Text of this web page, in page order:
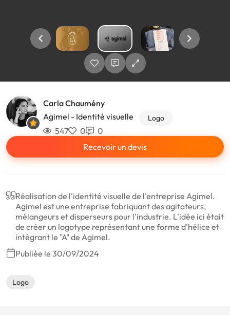
Carla Chaumény
Agimel - Identité visuelle
Logo
547 0
0
Recevoir un devis
Réalisation de l'identité visuelle de l'entreprise Agimel.
Agimel est une entreprise fabriquant des agitateurs,
mélangeurs et disperseurs pour l'industrie. L'idée ici était
de créer un logotype représentant une forme d'hélice et
intégrant le "A" de Agimel.
Publiée le 30/09/2024
Logo